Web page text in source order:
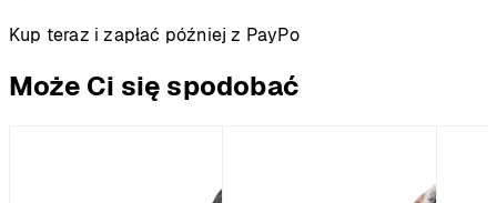
Kup teraz i zapłać później z PayPo
Może Ci się spodobać